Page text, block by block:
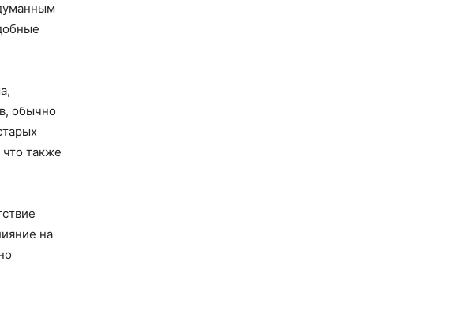
обычно
также
на